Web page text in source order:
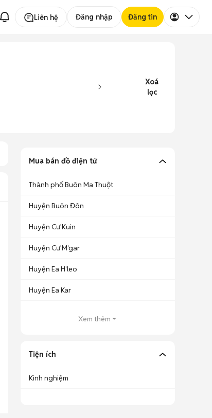
Liên hệ Đăng nhập Đăng tin
Xoá
lọc
Mua bán đồ điện tử
Thành phố Buôn Ma Thuột
Huyện Buôn Đôn
Huyện Cư Kuin
Huyện Cư M'gar
Huyện Ea H'leo
Huyện Ea Kar
Xem thêm
Tiện ích
Kinh nghiệm